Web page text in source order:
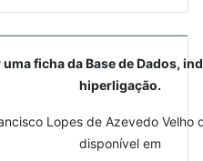
uma ficha da Base de Dados,
hiperligação.
Lopes de Azevedo Velho
disponível em